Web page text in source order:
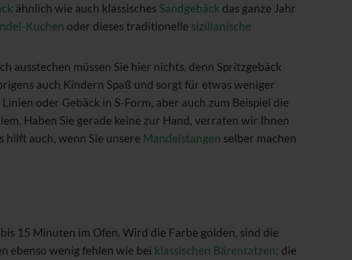
ähnlich wie auch klassisches Sandgebäck das ganze Jahr
Kuchen oder dieses traditionelle sizilianische
ausstechen müssen Sie hier nichts, denn Spritzgebäck
auch Kindern Spaß und sorgt für etwas weniger
oder Gebäck in S-Form, aber auch zum Beispiel die
Haben Sie gerade keine zur Hand, verraten wir Ihnen
hilft auch, wenn Sie unsere Mandelstangen selber machen
15 Minuten im Ofen. Wird die Farbe golden, sind die
ebenso wenig fehlen wie bei klassischen Bärentatzen: die